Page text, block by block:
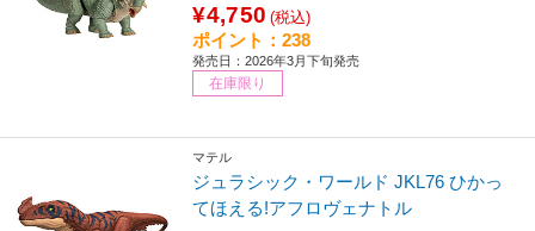
¥4,750 (税込)
ポイント：238
発売日：2026年3月下旬発売
在庫限り
マテル
ジュラシック・ワールド JKL76 ひかっ
てほえる!アフロヴェナトル